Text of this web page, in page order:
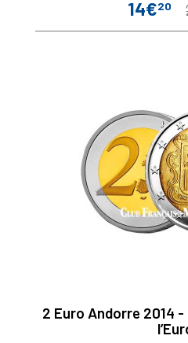
Prix
14€20
2 Euro Andorre 2014